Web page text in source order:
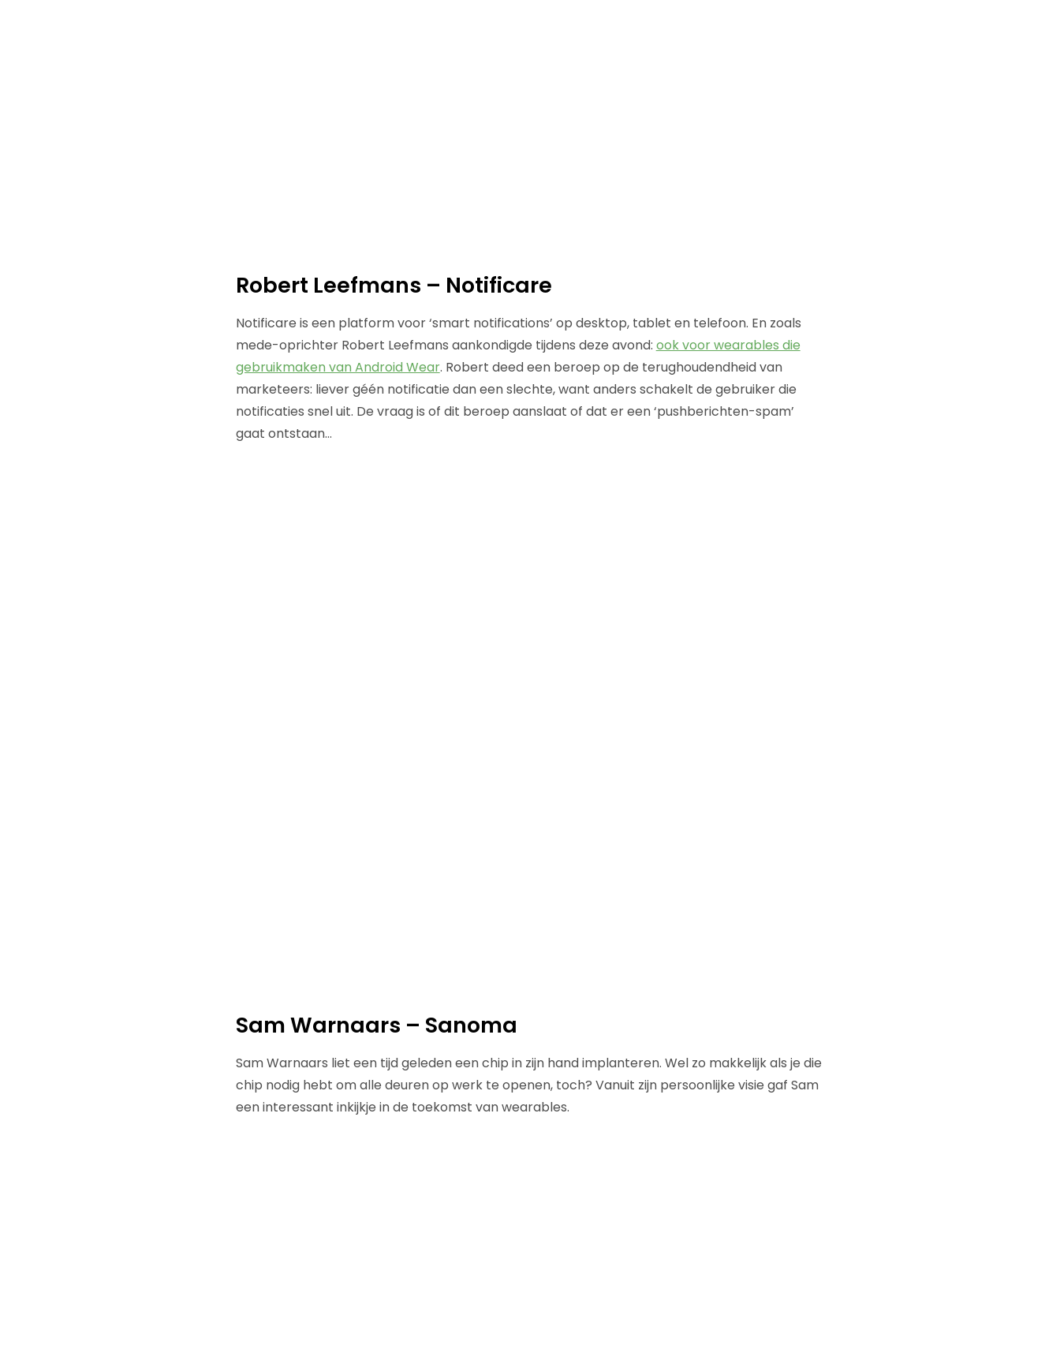
Robert Leefmans – Notificare
Notificare is een platform voor ‘smart notifications’ op desktop, tablet en telefoon. En zoals
mede-oprichter Robert Leefmans aankondigde tijdens deze avond: ook voor wearables die
gebruikmaken van Android Wear. Robert deed een beroep op de terughoudendheid van
marketeers: liever géén notificatie dan een slechte, want anders schakelt de gebruiker die
notificaties snel uit. De vraag is of dit beroep aanslaat of dat er een ‘pushberichten-spam’
gaat ontstaan…
Sam Warnaars – Sanoma
Sam Warnaars liet een tijd geleden een chip in zijn hand implanteren. Wel zo makkelijk als je die
chip nodig hebt om alle deuren op werk te openen, toch? Vanuit zijn persoonlijke visie gaf Sam
een interessant inkijkje in de toekomst van wearables.